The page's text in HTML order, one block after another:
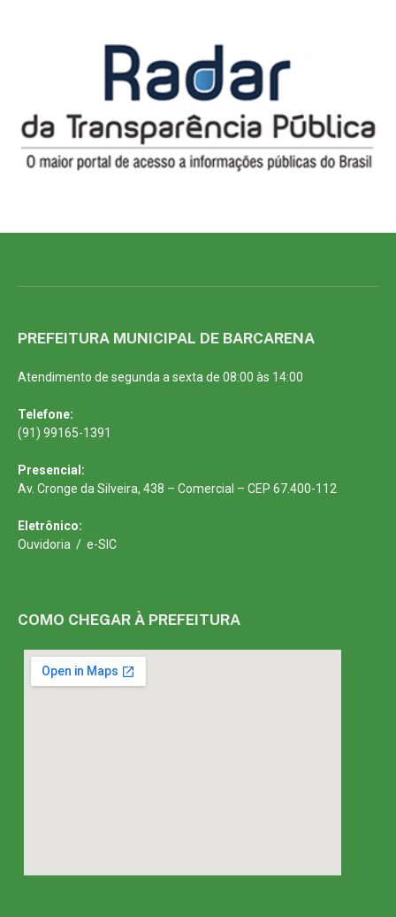
PREFEITURA MUNICIPAL DE BARCARENA
Atendimento de segunda a sexta de 08:00 às 14:00
Telefone:
(91) 99165-1391
Presencial:
Av. Cronge da Silveira, 438 – Comercial – CEP 67.400-112
Eletrônico:
Ouvidoria / e-SIC
COMO CHEGAR À PREFEITURA